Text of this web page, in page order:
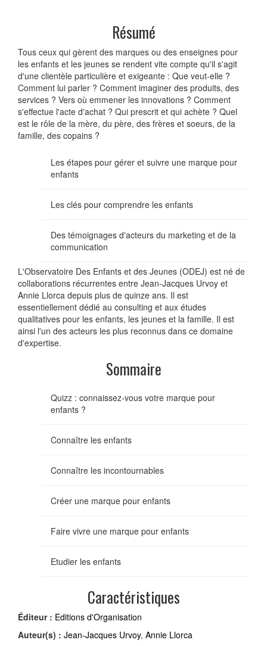
Résumé
Tous ceux qui gèrent des marques ou des enseignes pour
les enfants et les jeunes se rendent vite compte qu'il s'agit
d'une clientèle particulière et exigeante : Que veut-elle ?
Comment lui parler ? Comment imaginer des produits, des
services ? Vers où emmener les innovations ? Comment
s'effectue l'acte d'achat ? Qui prescrit et qui achète ? Quel
est le rôle de la mère, du père, des frères et soeurs, de la
famille, des copains ?
Les étapes pour gérer et suivre une marque pour
enfants
Les clés pour comprendre les enfants
Des témoignages d'acteurs du marketing et de la
communication
L'Observatoire Des Enfants et des Jeunes (ODEJ) est né de
collaborations récurrentes entre Jean-Jacques Urvoy et
Annie Llorca depuis plus de quinze ans. Il est
essentiellement dédié au consulting et aux études
qualitatives pour les enfants, les jeunes et la famille. Il est
ainsi l'un des acteurs les plus reconnus dans ce domaine
d'expertise.
Sommaire
Quizz : connaissez-vous votre marque pour
enfants ?
Connaître les enfants
Connaître les incontournables
Créer une marque pour enfants
Faire vivre une marque pour enfants
Etudier les enfants
Caractéristiques
Éditeur : Editions d'Organisation
Auteur(s) : Jean-Jacques Urvoy, Annie Llorca